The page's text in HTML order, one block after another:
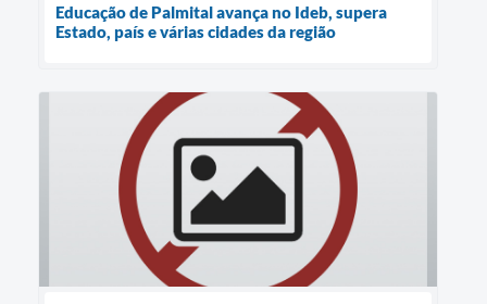
Educação de Palmital avança no Ideb, supera
Estado, país e várias cidades da região